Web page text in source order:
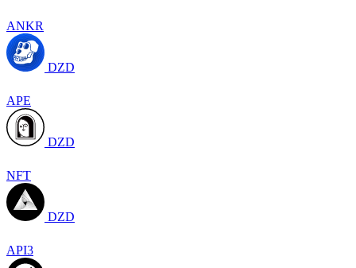
ANKR
DZD
APE
DZD
NFT
DZD
API3